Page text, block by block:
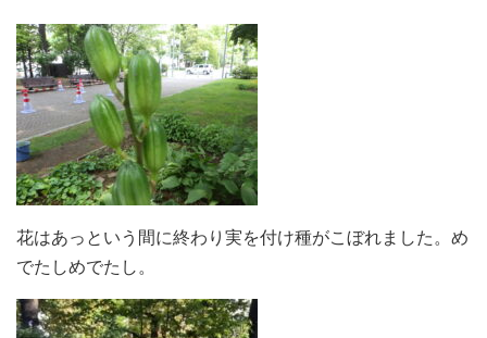
花はあっという間に終わり実を付け種がこぼれました。め
でたしめでたし。